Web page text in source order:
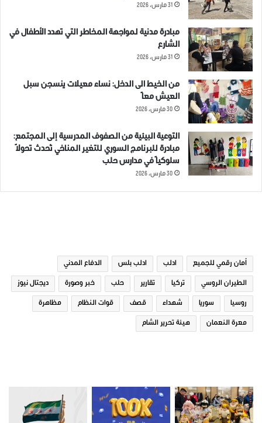
31 مارس، 2026
مبادرة مدنية لمواجهة المخاطر التي تهدد الأطفال في
الشارع
31 مارس، 2026
من الخيط الى الدخل: نساء معيلات ينسجن سبل
العيش معاً
30 مارس، 2026
التوعية البيئية من الصفوف المدرسية إلى المجتمع:
مبادرة للبرنامج السوري للتغير المناخي تُحدث تحولاً
سلوكياً في مدارس حلب
30 مارس، 2026
أمان رقمي للجميع ادلب ادلب بلس الدفاع المدني
الطيران الروسي تركيا تقارير حلب خبر وصورة ديجتال نيوز
روسيا سوريا شهداء قصف قوات النظام مظاهرة
معرة النعمان هيئة تحرير الشام